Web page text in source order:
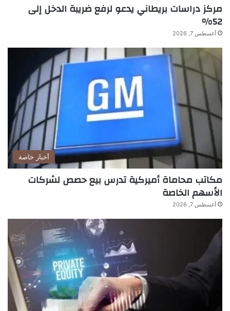
مركز دراسات بريطاني يدعو لرفع ضريبة الدخل إلى
52%
أغسطس 7, 2026
أخبار خاصة
مكاتب محاماة أميركية تدرس بيع حصص لشركات
الأسهم الخاصة
أغسطس 7, 2026